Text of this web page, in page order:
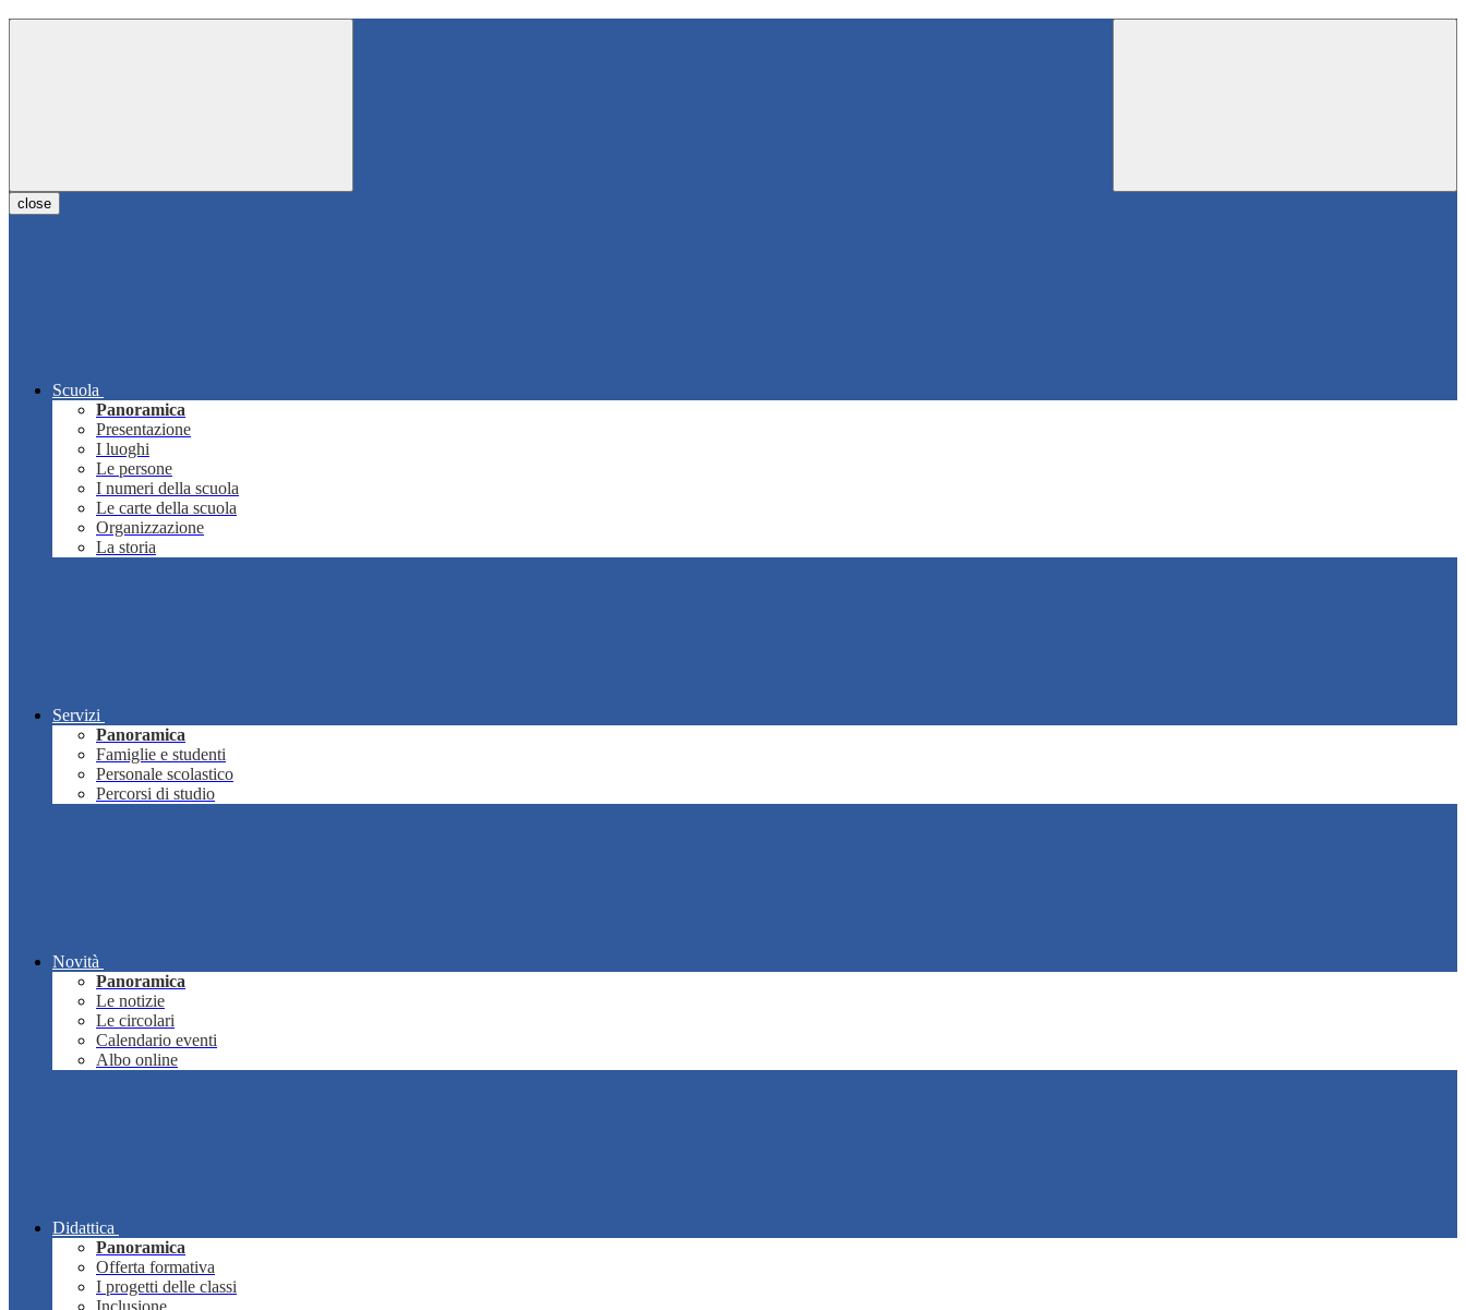
close
Scuola
Panoramica
Presentazione
I luoghi
Le persone
I numeri della scuola
Le carte della scuola
Organizzazione
La storia
Servizi
Panoramica
Famiglie e studenti
Personale scolastico
Percorsi di studio
Novità
Panoramica
Le notizie
Le circolari
Calendario eventi
Albo online
Didattica
Panoramica
Offerta formativa
I progetti delle classi